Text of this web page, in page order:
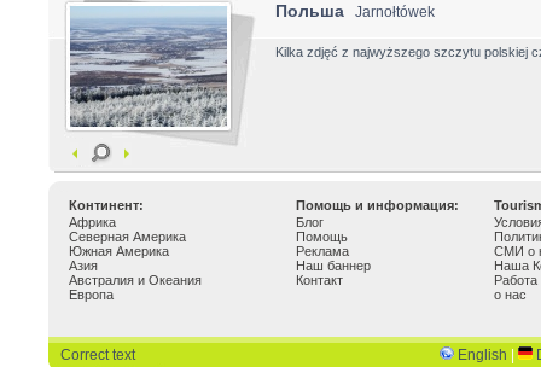
Польша Jarnołtówek
Kilka zdjęć z najwyższego szczytu polskiej
Континент: Помощь и информация:
Африка
Северная Америка
Южная Америка
Азия
Австралия и Океания
Европа
Блог
Помощь
Реклама
Наш баннер
Контакт
СМИ о
Наша
Работа
о нас
Correct text English